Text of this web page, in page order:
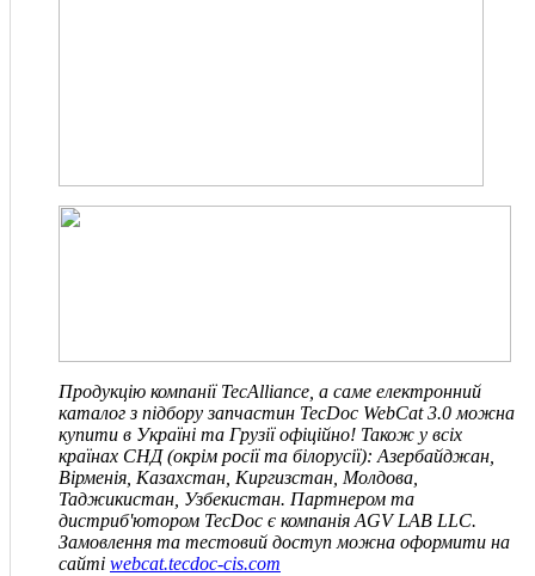
Продукцію компанії TecAlliance, а саме електронний
каталог з підбору запчастин TecDoc WebCat 3.0 можна
купити в Україні та Грузії офіційно! Також у всіх
країнах СНД(окрім росії та білорусії): Азербайджан,
Вірменія, Казахстан, Киргизстан, Молдова,
Таджикистан, Узбекистан. Партнером та
дистриб'ютором TecDoc є компаніяAGV LAB LLC.
Замовлення та тестовий доступ можна оформити на
сайті webcat.tecdoc-cis.com